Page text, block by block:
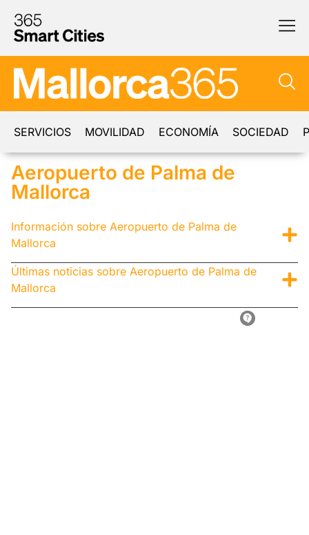
SERVICIOS MOVILIDAD ECONOMÍA SOCIEDAD
Aeropuerto de Palma de
Mallorca
Información sobre Aeropuerto de Palma de
Mallorca
Últimas noticias sobre Aeropuerto de Palma de
Mallorca